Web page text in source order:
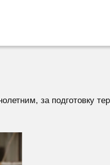
за подготовку